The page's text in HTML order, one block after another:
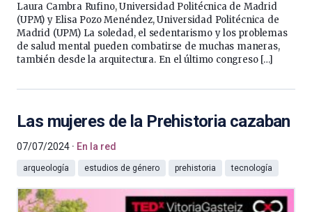
Laura Cambra Rufino, Universidad Politécnica de Madrid
(UPM) y Elisa Pozo Menéndez, Universidad Politécnica de
Madrid (UPM) La soledad, el sedentarismo y los problemas
de salud mental pueden combatirse de muchas maneras,
también desde la arquitectura. En el último congreso […]
Las mujeres de la Prehistoria cazaban
07/07/2024 En la red
arqueología estudios de género prehistoria tecnología